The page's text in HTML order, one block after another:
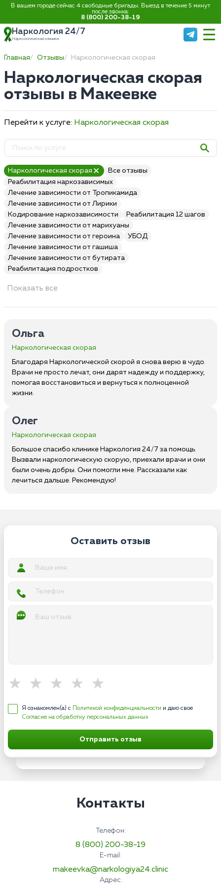
В вашем городе сейчас 4 свободные бригады. Выезд в течение 5 минут
после звонка:
8 (800) 200-38-19
Наркология 24/7
Наркологическая клиника
Главная Отзывы Наркологическая скорая
Наркологическая скорая
отзывы в Макеевке
Перейти к услуге: Наркологическая скорая
Наркологическая скорая
Все отзывы
Реабилитация наркозависимых
Лечение зависимости от Тропикамида
Лечение зависимости от Лирики
Кодирование наркозависимости
Реабилитация 12 шагов
Лечение зависимости от марихуаны
Лечение зависимости от героина
УБОД
Лечение зависимости от гашиша
Лечение зависимости от бутирата
Реабилитация подростков
Показать все
Ольга
Наркологическая скорая
Благодаря Наркологической скорой я снова верю в чудо.
Врачи не просто лечат, они дарят надежду и поддержку,
помогая восстановиться и вернуться к полноценной
жизни.
Олег
Наркологическая скорая
Большое спасибо клинике Наркология 24/7 за помощь.
Вызвали наркологическую скорую, приехали врачи и они
были очень добры. Они помогли мне. Рассказали как
лечиться дальше. Рекомендую!
Оставить отзыв
Я ознакомлен(а) с Политикой конфиденциальности и даю свое
Согласие на обработку персональных данных
Отправить отзыв
Контакты
Телефон:
8 (800) 200-38-19
E-mail:
makeevka@narkologiya24.clinic
Адрес: